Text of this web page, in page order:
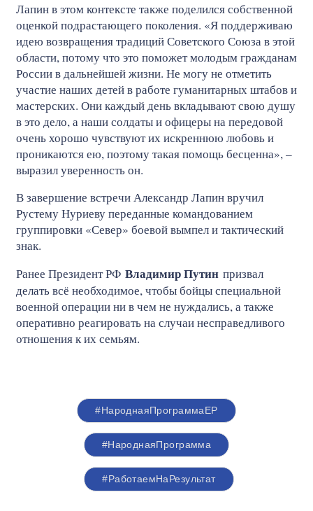
Лапин в этом контексте также поделился собственной
оценкой подрастающего поколения. «Я поддерживаю
идею возвращения традиций Советского Союза в этой
области, потому что это поможет молодым гражданам
России в дальнейшей жизни. Не могу не отметить
участие наших детей в работе гуманитарных штабов и
мастерских. Они каждый день вкладывают свою душу
в это дело, а наши солдаты и офицеры на передовой
очень хорошо чувствуют их искреннюю любовь и
проникаются ею, поэтому такая помощь бесценна», –
выразил уверенность он.
В завершение встречи Александр Лапин вручил
Рустему Нуриеву переданные командованием
группировки «Север» боевой вымпел и тактический
знак.
Ранее Президент РФ Владимир Путин призвал
делать всё необходимое, чтобы бойцы специальной
военной операции ни в чем не нуждались, а также
оперативно реагировать на случаи несправедливого
отношения к их семьям.
#НароднаяПрограммаЕР
#НароднаяПрограмма
#РаботаемНаРезультат